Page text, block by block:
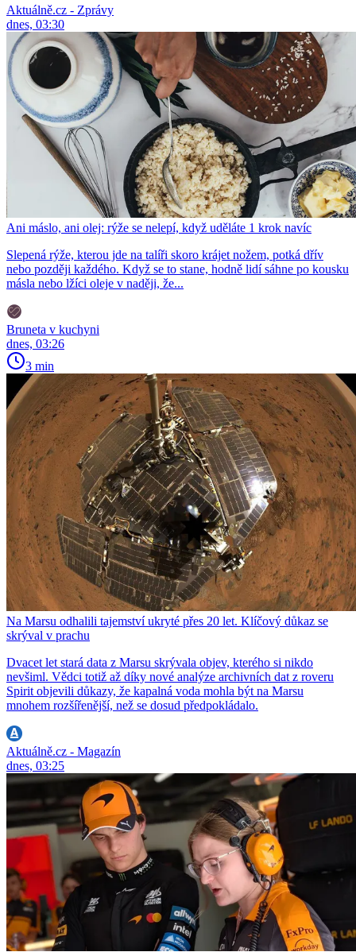
Aktuálně.cz - Zprávy
dnes, 03:30
Ani máslo, ani olej: rýže se nelepí, když uděláte 1 krok navíc
Slepená rýže, kterou jde na talíři skoro krájet nožem, potká dřív
nebo později každého. Když se to stane, hodně lidí sáhne po kousku
másla nebo lžíci oleje v naději, že...
Bruneta v kuchyni
dnes, 03:26
3 min
Na Marsu odhalili tajemství ukryté přes 20 let. Klíčový důkaz se
skrýval v prachu
Dvacet let stará data z Marsu skrývala objev, kterého si nikdo
nevšiml. Vědci totiž až díky nové analýze archivních dat z roveru
Spirit objevili důkazy, že kapalná voda mohla být na Marsu
mnohem rozšířenější, než se dosud předpokládalo.
Aktuálně.cz - Magazín
dnes, 03:25